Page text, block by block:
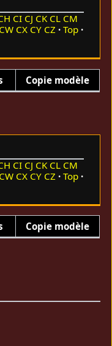
CI CJ CK CL CM
CW CX CY CZ
Top
Copie modèle
CI CJ CK CL CM
CW CX CY CZ
Top
Copie modèle